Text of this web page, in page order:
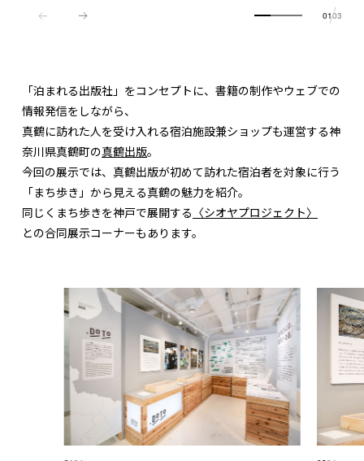
0103
「泊まれる出版社」をコンセプトに、書籍の制作やウェブでの
情報発信をしながら、
真鶴に訪れた人を受け入れる宿泊施設兼ショップも運営する神
奈川県真鶴町の真鶴出版。
今回の展示では、真鶴出版が初めて訪れた宿泊者を対象に行う
「まち歩き」から見える真鶴の魅力を紹介。
同じくまち歩きを神戸で展開する 〈シオヤプロジェクト〉
との合同展示コーナーもあります。